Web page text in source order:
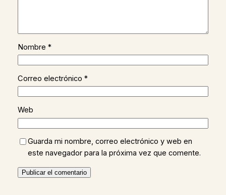
Nombre *
Correo electrónico *
Web
Guarda mi nombre, correo electrónico y web en
este navegador para la próxima vez que comente.